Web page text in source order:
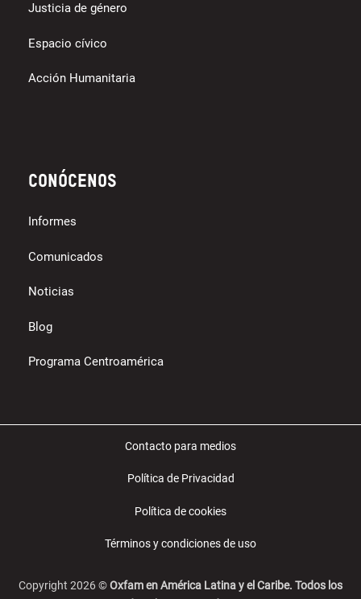
Justicia de género
Espacio cívico
Acción Humanitaria
Conócenos
Informes
Comunicados
Noticias
Blog
Programa Centroamérica
Contacto para medios
Política de Privacidad
Política de cookies
Términos y condiciones de uso
Copyright 2026 ©Oxfam en América Latina y el Caribe. Todos los